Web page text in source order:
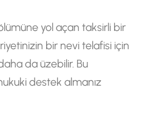
yol açan taksirli bir
bir nevi telafisi için
da üzebilir. Bu
destek almanız